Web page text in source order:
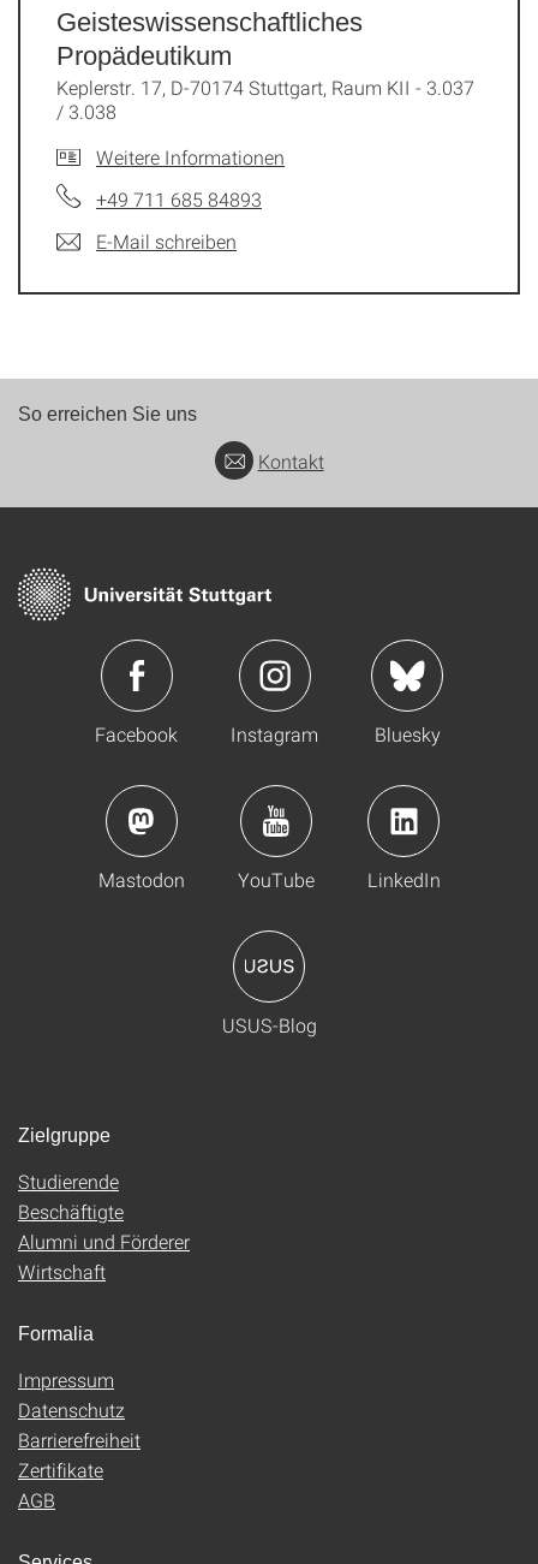
Geisteswissenschaftliches
Propädeutikum
Keplerstr. 17, D-70174 Stuttgart, Raum KII - 3.037
/ 3.038
Weitere Informationen
+49 711 685 84893
E-Mail schreiben
So erreichen Sie uns
Kontakt
Facebook Instagram Bluesky
Mastodon YouTube LinkedIn
USUS-Blog
Zielgruppe
Studierende
Beschäftigte
Alumni und Förderer
Wirtschaft
Formalia
Impressum
Datenschutz
Barrierefreiheit
Zertifikate
AGB